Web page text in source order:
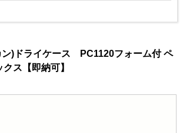
ン)ドライケース PC1120フォーム付 ペ
ス【即納可】